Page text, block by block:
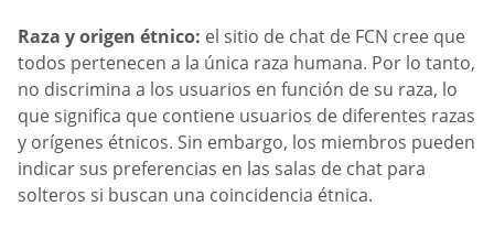
Raza y origen étnico: el sitio de chat de FCN cree que
todos pertenecen a la única raza humana. Por lo tanto,
no discrimina a los usuarios en función de su raza, lo
que significa que contiene usuarios de diferentes razas
y orígenes étnicos. Sin embargo, los miembros pueden
indicar sus preferencias en las salas de chat para
solteros si buscan una coincidencia étnica.